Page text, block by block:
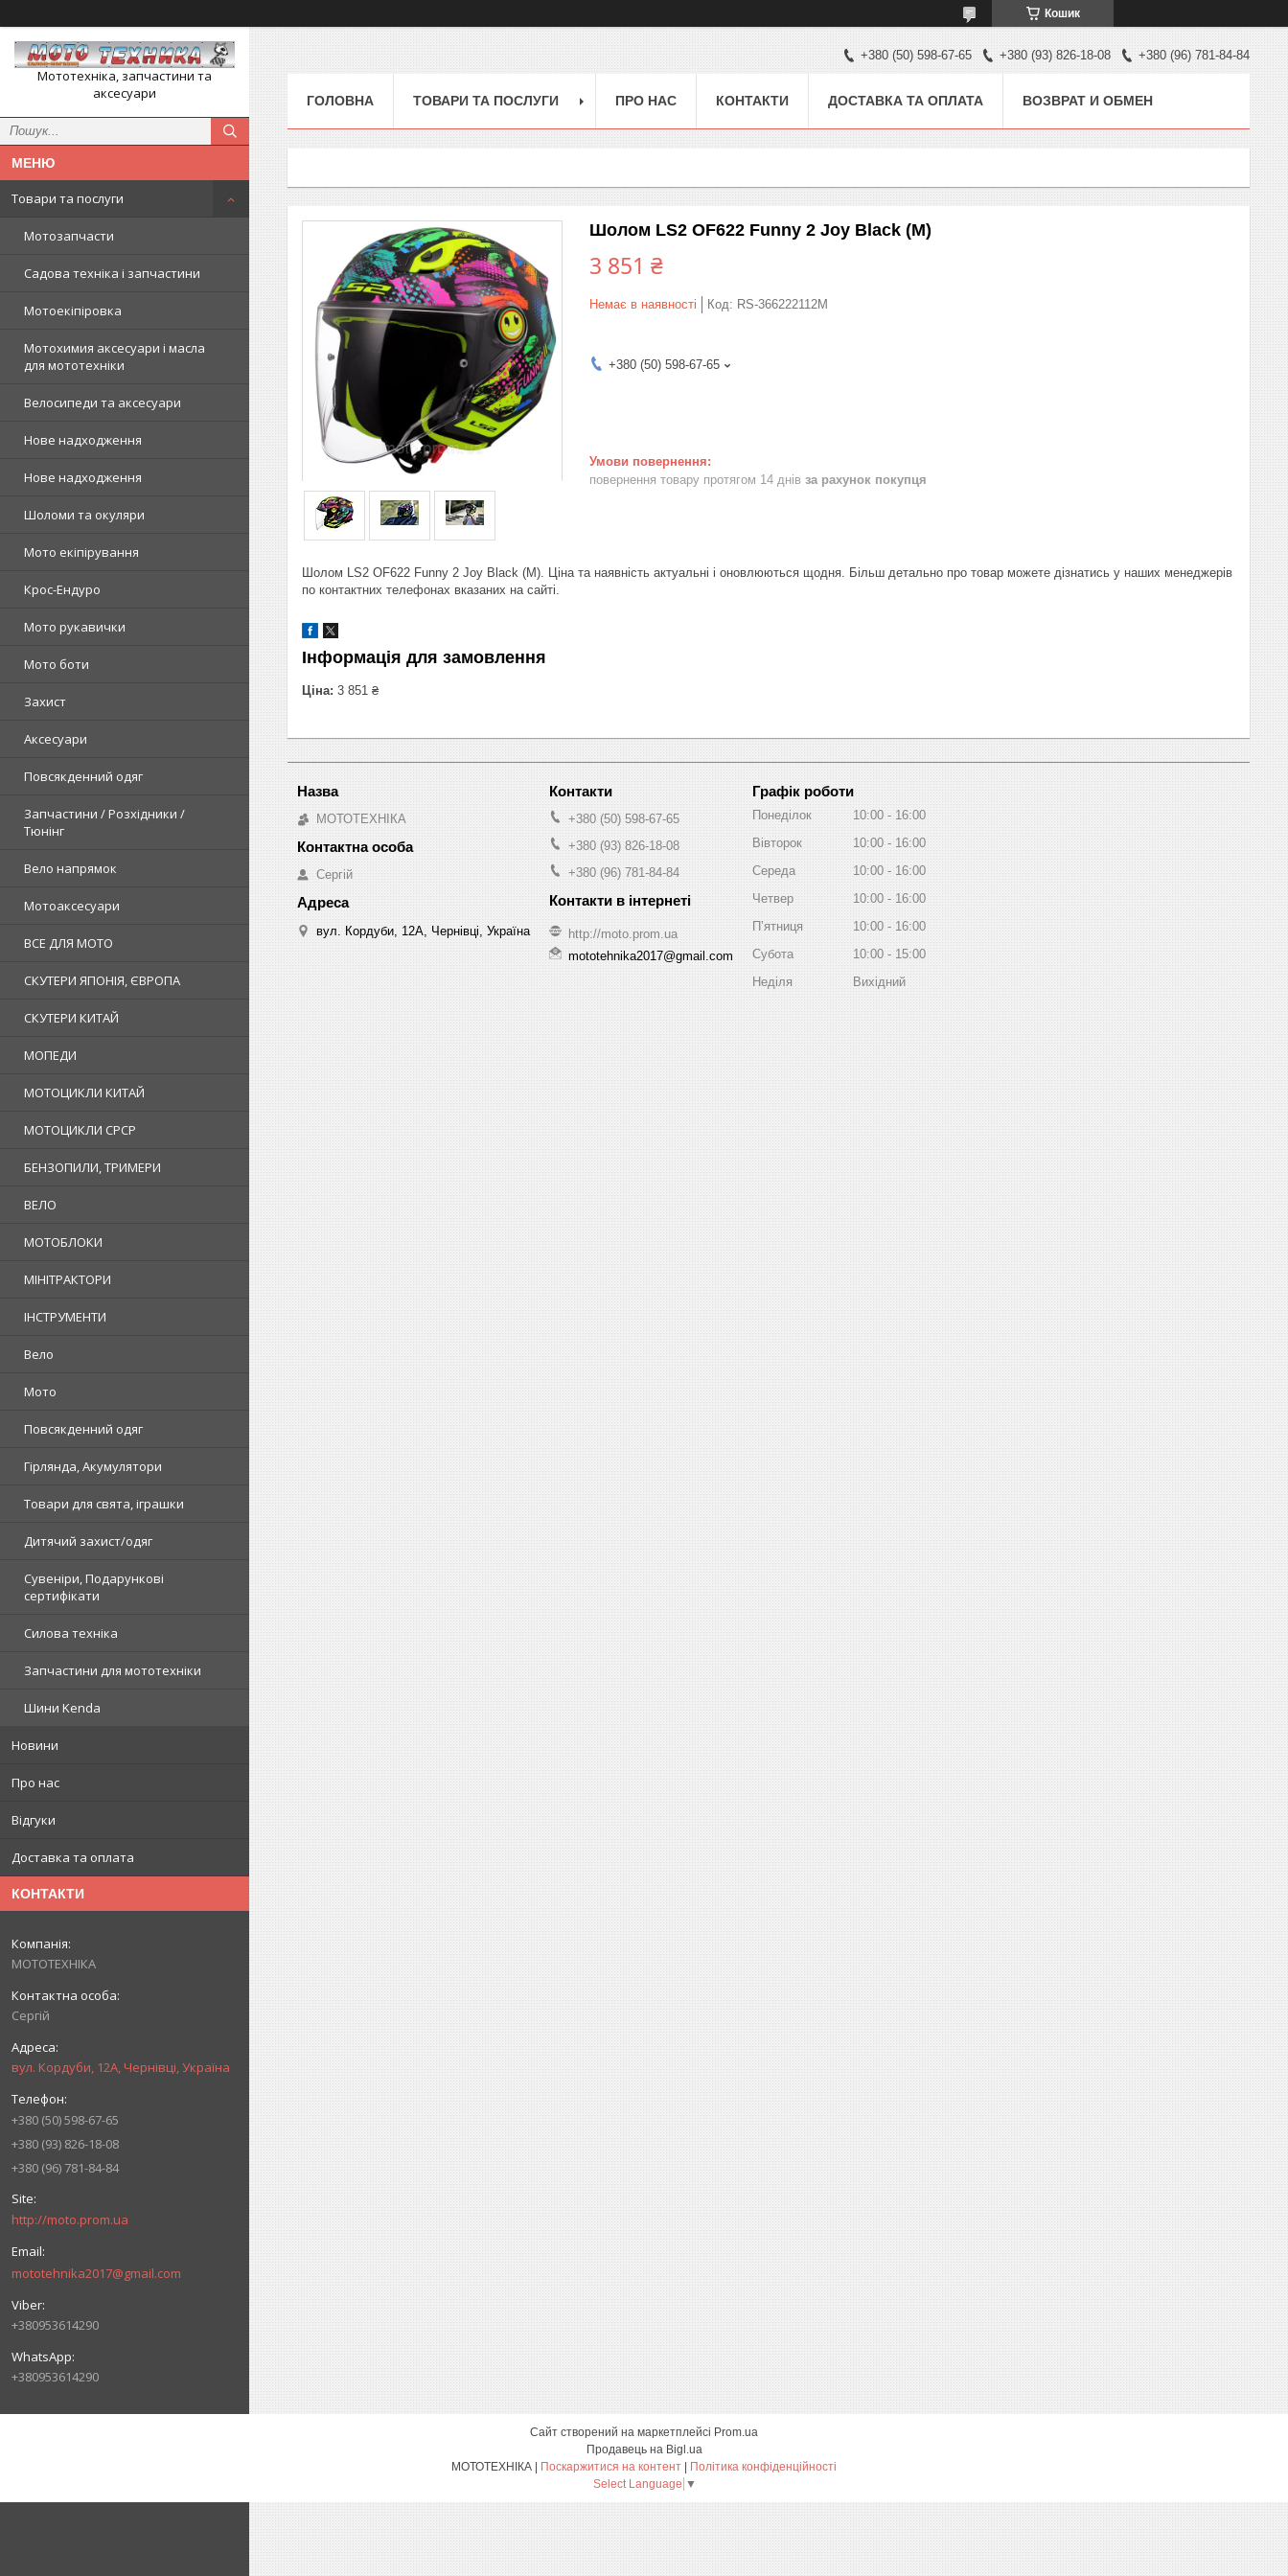
Кошик
Мототехніка, запчастини та
аксесуари
Товари та послуги
Мотозапчасти
Садова техніка і запчастини
Мотоекіпіровка
Мотохимия аксесуари і масла
для мототехніки
Велосипеди та аксесуари
Нове надходження
Нове надходження
Шоломи та окуляри
Мото екіпірування
Крос-Ендуро
Мото рукавички
Мото боти
Захист
Аксесуари
Повсякденний одяг
Запчастини / Розхідники /
Тюнінг
Вело напрямок
Мотоаксесуари
ВСЕ ДЛЯ МОТО
СКУТЕРИ ЯПОНІЯ, ЄВРОПА
СКУТЕРИ КИТАЙ
МОПЕДИ
МОТОЦИКЛИ КИТАЙ
МОТОЦИКЛИ СРСР
БЕНЗОПИЛИ, ТРИМЕРИ
ВЕЛО
МОТОБЛОКИ
МІНІТРАКТОРИ
ІНСТРУМЕНТИ
Вело
Мото
Повсякденний одяг
Гірлянда, Акумулятори
Товари для свята, іграшки
Дитячий захист/одяг
Сувеніри, Подарункові
сертифікати
Силова техніка
Запчастини для мототехніки
Шини Kenda
Новини
Про нас
Відгуки
Доставка та оплата
КОНТАКТИ
МОТОТЕХНІКА
Сергій
вул. Кордуби, 12А, Чернівці, Україна
+380 (50) 598-67-65
+380 (93) 826-18-08
+380 (96) 781-84-84
http://moto.prom.ua
mototehnika2017@gmail.com
+380953614290
+380953614290
+380 (50) 598-67-65 +380 (93) 826-18-08 +380 (96) 781-84-84
ГОЛОВНА ТОВАРИ ТА ПОСЛУГИ ПРО НАС КОНТАКТИ ДОСТАВКА ТА ОПЛАТА ВОЗВРАТ И ОБМЕН
Шолом LS2 OF622 Funny 2 Joy Black (M)
3 851 ₴
Немає в наявності Код: RS-366222112M
+380 (50) 598-67-65
повернення товару протягом 14 днів за рахунок покупця
Шолом LS2 OF622 Funny 2 Joy Black (M). Ціна та наявність актуальні і оновлюються щодня. Більш детально про товар можете дізнатись у наших менеджерів
по контактних телефонах вказаних на сайті.
Інформація для замовлення
Ціна: 3 851 ₴
МОТОТЕХНІКА
Сергій
вул. Кордуби, 12А, Чернівці, Україна
+380 (50) 598-67-65
+380 (93) 826-18-08
+380 (96) 781-84-84
http://moto.prom.ua
mototehnika2017@gmail.com
Графік роботи
Понеділок 10:00
16:00
Вівторок
10:00
16:00
Середа
10:00
16:00
Четвер
10:00
16:00
Пʼятниця
10:00
16:00
Субота
10:00
15:00
Неділя
Вихідний
Сайт створений на маркетплейсі Prom.ua
Продавець на Bigl.ua
МОТОТЕХНІКА | Поскаржитися на контент | Політика конфіденційності
Select Language ▼